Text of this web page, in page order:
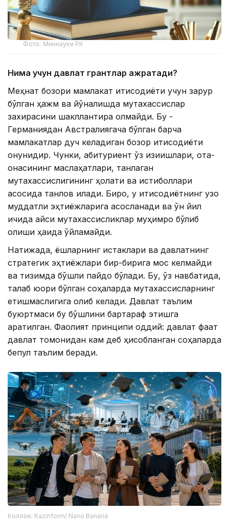
Фото: Миннауки РК
Нима учун давлат грантлар ажратади?
Меҳнат бозори мамлакат иқтисодиёти учун зарур
бўлган ҳажм ва йўналишда мутахассислар
захирасини шакллантира олмайди. Бу -
Германиядан Австралиягача бўлган барча
мамлакатлар дуч келадиган бозор иқтисодиёти
қонунидир. Чунки, абитуриент ўз қизиқишлари, ота-
онасининг маслаҳатлари, танлаган
мутахассислигининг ҳолати ва истиқболлари
асосида танлов қилади. Бироқ, у иқтисодиётнинг узоқ
муддатли эҳтиёжларига асосланади ва ўн йил
ичида қайси мутахассисликлар муҳимроқ бўлиб
қолиши ҳақида ўйламайди.
Натижада, ёшларнинг истаклари ва давлатнинг
стратегик эҳтиёжлари бир-бирига мос келмайди
ва тизимда бўшлиқ пайдо бўлади. Бу, ўз навбатида,
талаб юқори бўлган соҳаларда мутахассисларнинг
етишмаслигига олиб келади. Давлат таълим
буюртмаси бу бўшлиқни бартараф этишга
қаратилган. Фаолият принципи оддий: давлат фақат
давлат томонидан кам деб ҳисобланган соҳаларда
бепул таълим беради.
Коллаж: Kazinform/ Nano Banana